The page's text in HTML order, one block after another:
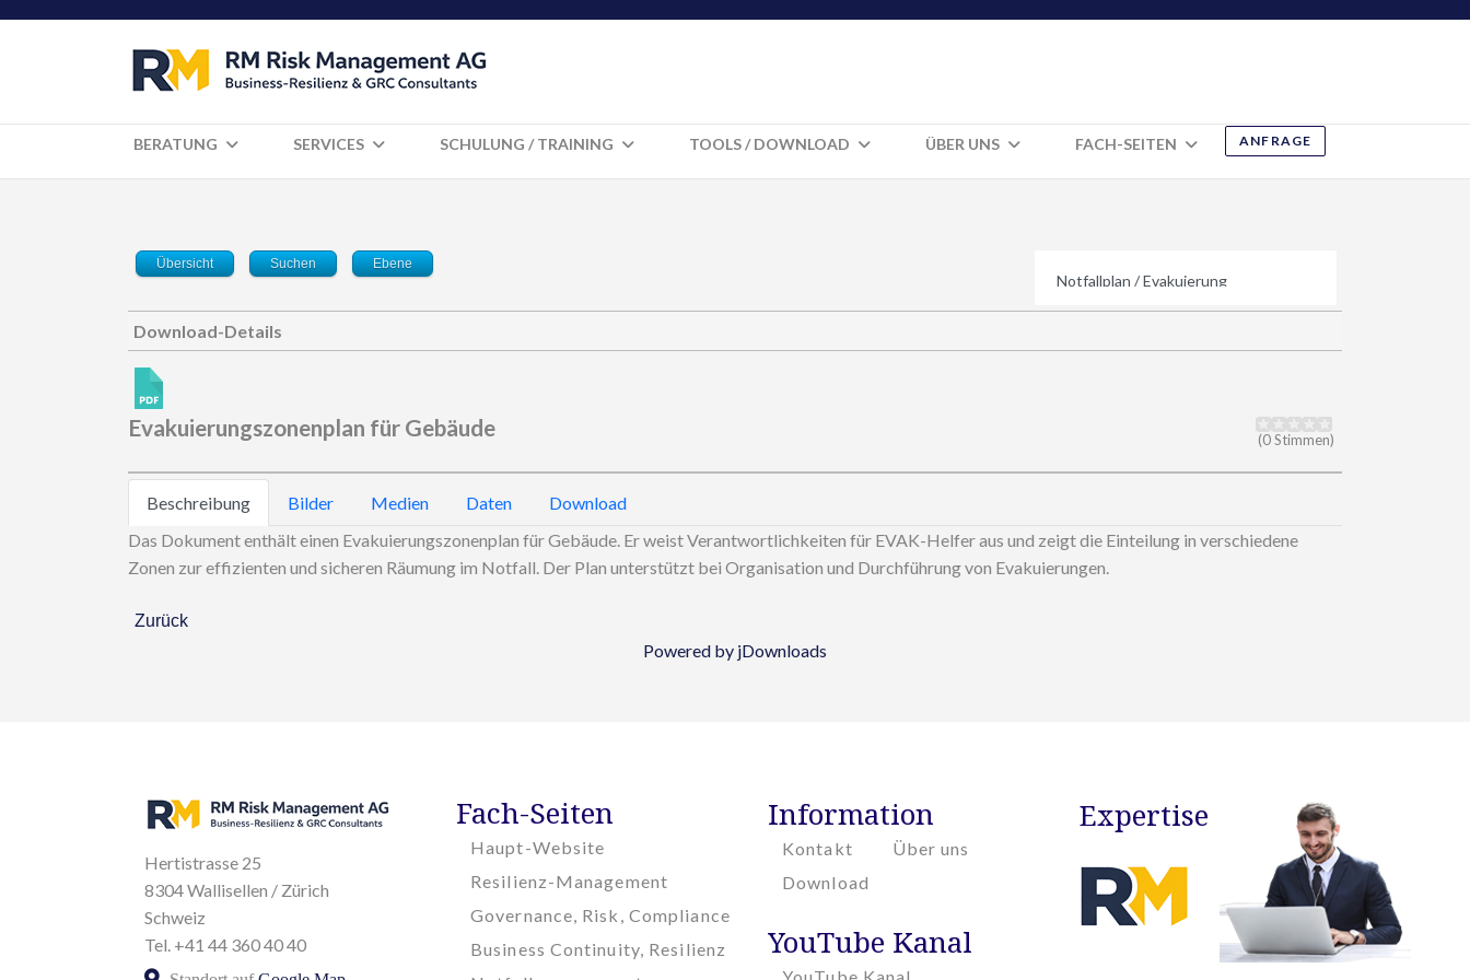
ANFRAGE
BERATUNG SERVICES SCHULUNG / TRAINING TOOLS / DOWNLOAD ÜBER UNS FACH-SEITEN
Übersicht Suchen Ebene
Download-Details
Evakuierungszonenplan für Gebäude (0 Stimmen)
Beschreibung Bilder Medien Daten
Download
Das Dokument enthält einen Evakuierungszonenplan für Gebäude. Er weist Verantwortlichkeiten für EVAK-Helfer aus und zeigt die Einteilung in verschiedene
Zonen zur effizienten und sicheren Räumung im Notfall. Der Plan unterstützt bei Organisation und Durchführung von Evakuierungen.
Zurück
Powered by jDownloads
Hertistrasse 25
8304 Wallisellen / Zürich
Schweiz
Tel. +41 44 360 40 40
Fach-Seiten
Haupt-Website
Resilienz-Management
Governance, Risk, Compliance
Business Continuity, Resilienz
Information
Kontakt
Über uns
Download
YouTube Kanal
Expertise